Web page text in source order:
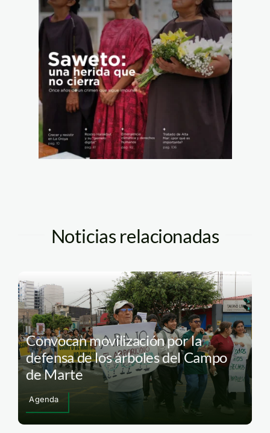
Noticias relacionadas
Convocan movilización por la
defensa de los árboles del Campo
de Marte
Agenda